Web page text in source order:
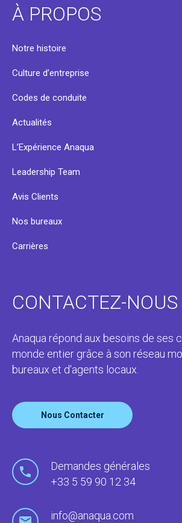
À PROPOS
Notre histoire
Culture d’entreprise
Codes de conduite
Actualités
L’Expérience Anaqua
Leadership Team
Avis Clients
Nos bureaux
Carrières
CONTACTEZ-NOUS
Anaqua répond aux besoins de ses
monde entier grâce à son réseau
bureaux et d'agents locaux.
Nous Contacter
Demandes générales
+33 5 59 90 12 34
info@anaqua.com